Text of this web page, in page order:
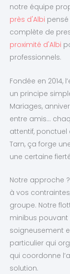
notre équipe
près d'Albi
complète de
proximité d'Albi
professionnels.
Fondée en 2014,
un principe
Mariages,
entre amis…
attentif, ponctuel
Tarn, ça forge
une certaine
Notre approche
à vos
groupe. Notre
minibus pouvant
soigneusement
particulier qui
qui coordonne
solution.